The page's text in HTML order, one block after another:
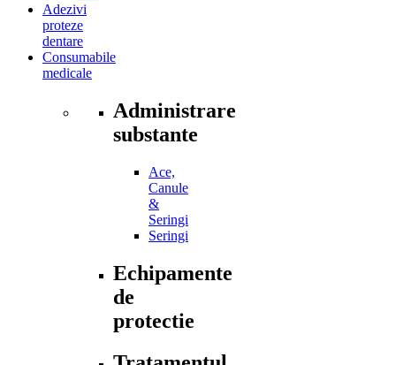
UV
Adezivi
proteze
dentare
Consumabile
Administrare
Ace,
Canule
&
Seringi
Echipamente
de
protectie